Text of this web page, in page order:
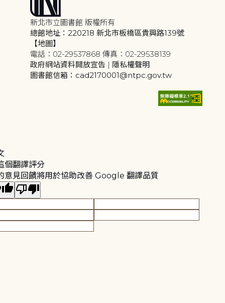
新北市立圖書館 版權所有
總館地址：220218 新北市板橋區貴興路139號
【地圖】
電話：02-29537868 傳真：02-29538139
政府網站資料開放宣告 | 隱私權聲明
圖書館信箱：cad2170001@ntpc.gov.tw
個翻譯評分
意見回饋將用於協助改善 Google 翻譯品質